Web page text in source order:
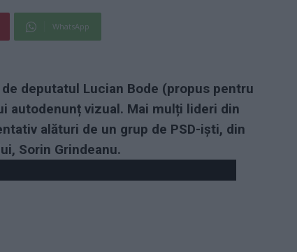
WhatsApp
deputatul Lucian Bode (propus pentru
autodenunț vizual. Mai mulți lideri din
alături de un grup de PSD-iști, din
Sorin Grindeanu.